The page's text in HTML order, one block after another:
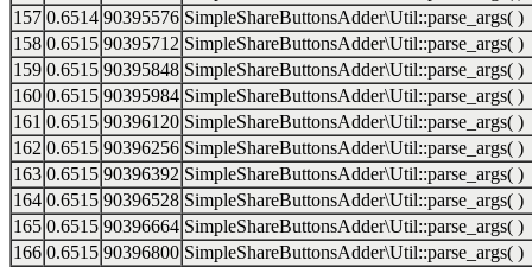
157 0.6514 90395576 SimpleShareButtonsAdder\Util::parse_args( )
158 0.6515 90395712 SimpleShareButtonsAdder\Util::parse_args( )
159 0.6515 90395848 SimpleShareButtonsAdder\Util::parse_args( )
160 0.6515 90395984 SimpleShareButtonsAdder\Util::parse_args( )
161 0.6515 90396120 SimpleShareButtonsAdder\Util::parse_args( )
162 0.6515 90396256 SimpleShareButtonsAdder\Util::parse_args( )
163 0.6515 90396392 SimpleShareButtonsAdder\Util::parse_args( )
164 0.6515 90396528 SimpleShareButtonsAdder\Util::parse_args( )
165 0.6515 90396664 SimpleShareButtonsAdder\Util::parse_args( )
166 0.6515 90396800 SimpleShareButtonsAdder\Util::parse_args( )